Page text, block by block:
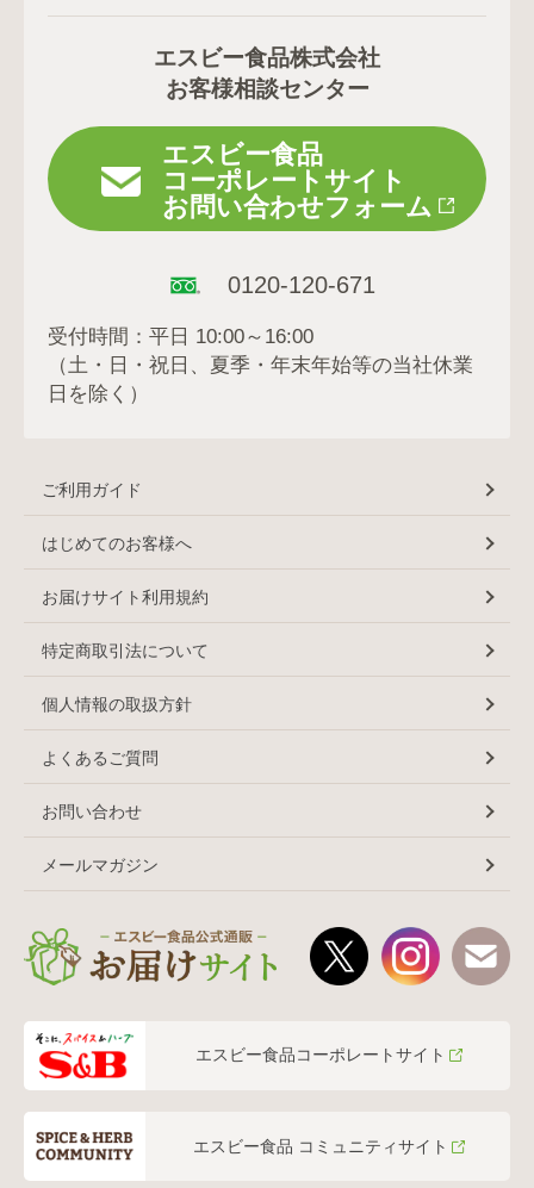
エスビー食品株式会社
お客様相談センター
エスビー食品
コーポレートサイト
お問い合わせフォーム
0120-120-671
受付時間：平日 10:00～16:00
（土・日・祝日、夏季・年末年始等の当社休業
日を除く）
ご利用ガイド
はじめてのお客様へ
お届けサイト利用規約
特定商取引法について
個人情報の取扱方針
よくあるご質問
お問い合わせ
メールマガジン
エスビー食品コーポレートサイト
エスビー食品 コミュニティサイト